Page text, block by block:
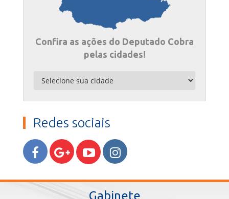
Confira as ações do Deputado Cobra
pelas cidades!
Redes sociais
Gabinete